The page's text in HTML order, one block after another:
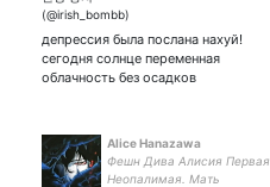
депрессия была послана нахуй!
сегодня солнце переменная
облачность без осадков
Alice Hanazawa
Фешн Дива Алисия Первая
Неопалимая. Мать